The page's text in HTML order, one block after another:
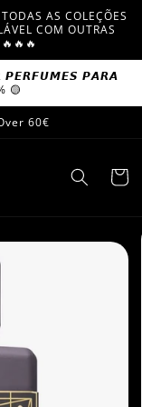
AS COLEÇÕES
COM OUTRAS
2 𝙋𝙀𝙍𝙁𝙐𝙈𝙀𝙎 𝙋𝘼𝙍𝘼
🟡
60€
Cart